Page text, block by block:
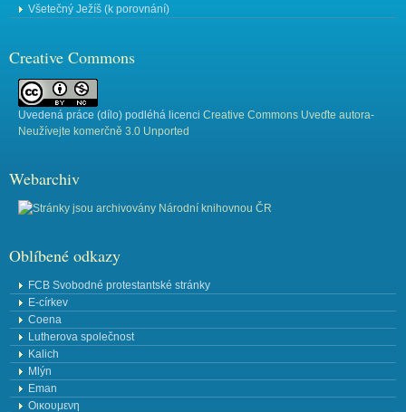
Všetečný Ježíš (k porovnání)
Creative Commons
Uvedená práce (dílo) podléhá licenci Creative Commons Uveďte autora-
Neužívejte komerčně 3.0 Unported
Webarchiv
Oblíbené odkazy
FCB Svobodné protestantské stránky
E-církev
Coena
Lutherova společnost
Kalich
Mlýn
Eman
Οικουμενη